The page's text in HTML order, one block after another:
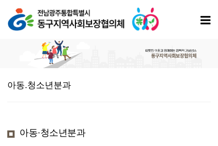
아동.
청소년분과
아동.청소년분과
아동·청소년분과